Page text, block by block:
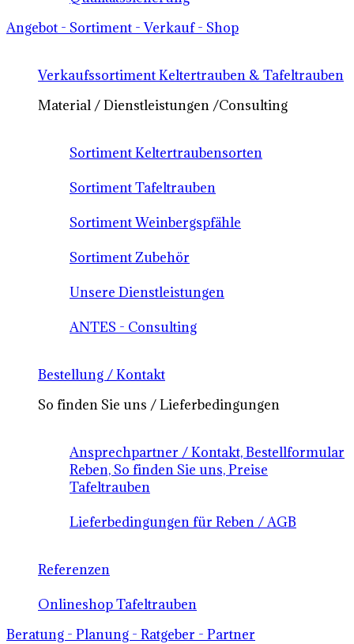
Angebot - Sortiment - Verkauf - Shop
Verkaufssortiment Keltertrauben & Tafeltrauben
Material / Dienstleistungen /Consulting
Sortiment Keltertraubensorten
Sortiment Tafeltrauben
Sortiment Weinbergspfähle
Sortiment Zubehör
Unsere Dienstleistungen
ANTES - Consulting
Bestellung / Kontakt
So finden Sie uns / Lieferbedingungen
Ansprechpartner / Kontakt, Bestellformular
Reben, So finden Sie uns, Preise
Tafeltrauben
Lieferbedingungen für Reben / AGB
Referenzen
Onlineshop Tafeltrauben
Beratung - Planung - Ratgeber - Partner